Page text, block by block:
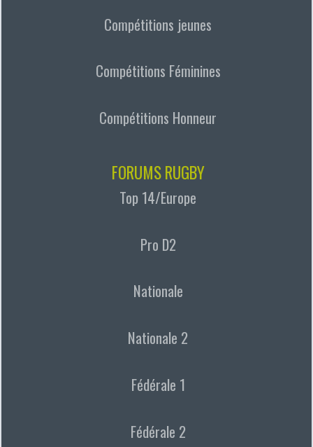
Compétitions jeunes
Compétitions Féminines
Compétitions Honneur
FORUMS RUGBY
Top 14/Europe
Pro D2
Nationale
Nationale 2
Fédérale 1
Fédérale 2